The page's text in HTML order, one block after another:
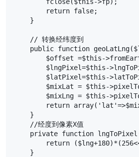
        return false;
    }
    // 转换经纬度到
public function
$offset =$this-
$lngPixel=$this-
$latPixel=$this-
$mixLat = $this-
$mixLng = $this-
return
    }
    //经度到像素X值
private function
return
    }